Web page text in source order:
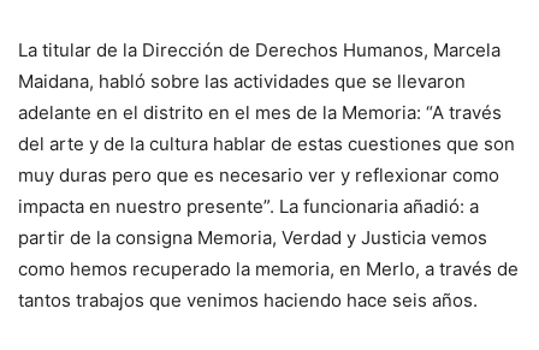
La titular de la Dirección de Derechos Humanos, Marcela
Maidana, habló sobre las actividades que se llevaron
adelante en el distrito en el mes de la Memoria: “A través
del arte y de la cultura hablar de estas cuestiones que son
muy duras pero que es necesario ver y reflexionar como
impacta en nuestro presente”. La funcionaria añadió: a
partir de la consigna Memoria, Verdad y Justicia vemos
como hemos recuperado la memoria, en Merlo, a través de
tantos trabajos que venimos haciendo hace seis años.